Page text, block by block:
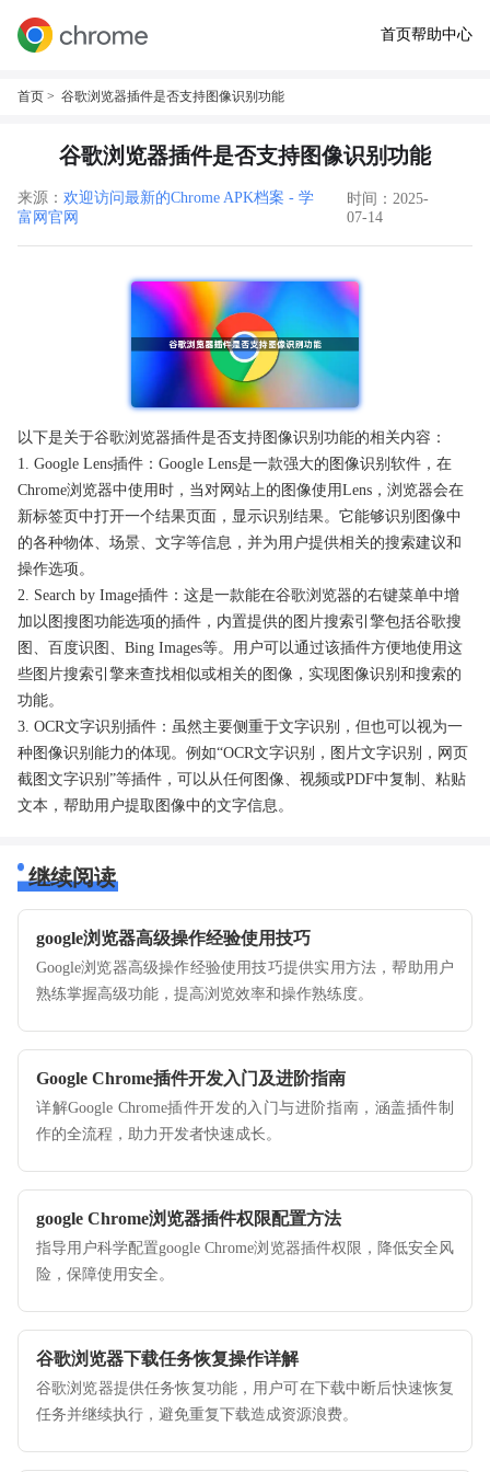
首页帮助中心
首页 > 谷歌浏览器插件是否支持图像识别功能
谷歌浏览器插件是否支持图像识别功能
来源： 欢迎访问最新的Chrome APK档案 - 学
富网官网
时间：2025-
07-14
以下是关于谷歌浏览器插件是否支持图像识别功能的相关内容：
1. Google Lens插件：Google Lens是一款强大的图像识别软件，在
Chrome浏览器中使用时，当对网站上的图像使用Lens，浏览器会在
新标签页中打开一个结果页面，显示识别结果。它能够识别图像中
的各种物体、场景、文字等信息，并为用户提供相关的搜索建议和
操作选项。
2. Search by Image插件：这是一款能在谷歌浏览器的右键菜单中增
加以图搜图功能选项的插件，内置提供的图片搜索引擎包括谷歌搜
图、百度识图、Bing Images等。用户可以通过该插件方便地使用这
些图片搜索引擎来查找相似或相关的图像，实现图像识别和搜索的
功能。
3. OCR文字识别插件：虽然主要侧重于文字识别，但也可以视为一
种图像识别能力的体现。例如“OCR文字识别，图片文字识别，网页
截图文字识别”等插件，可以从任何图像、视频或PDF中复制、粘贴
文本，帮助用户提取图像中的文字信息。
继续阅读
google浏览器高级操作经验使用技巧
Google浏览器高级操作经验使用技巧提供实用方法，帮助用户
熟练掌握高级功能，提高浏览效率和操作熟练度。
Google Chrome插件开发入门及进阶指南
详解Google Chrome插件开发的入门与进阶指南，涵盖插件制
作的全流程，助力开发者快速成长。
google Chrome浏览器插件权限配置方法
指导用户科学配置google Chrome浏览器插件权限，降低安全风
险，保障使用安全。
谷歌浏览器下载任务恢复操作详解
谷歌浏览器提供任务恢复功能，用户可在下载中断后快速恢复
任务并继续执行，避免重复下载造成资源浪费。